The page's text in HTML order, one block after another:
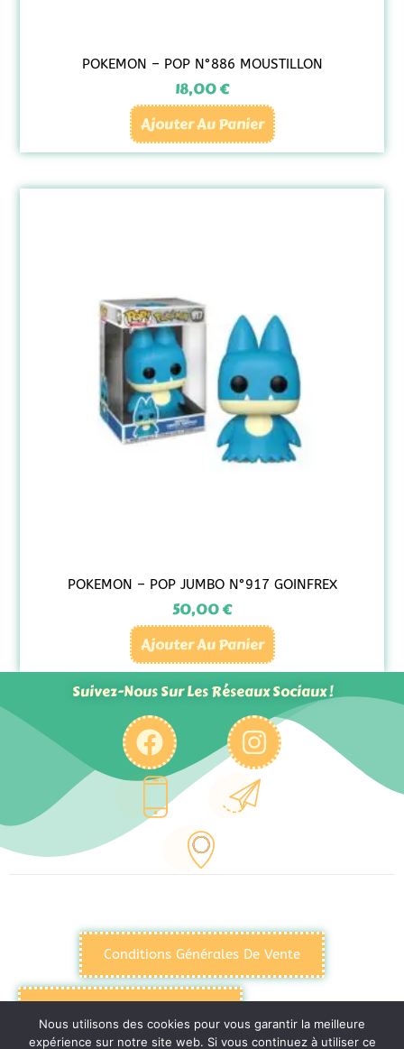
POKEMON – POP N°886 MOUSTILLON
18,00€
Ajouter Au Panier
POKEMON – POP JUMBO N°917 GOINFREX
50,00€
Ajouter Au Panier
Suivez-Nous Sur Les Réseaux Sociaux !
Conditions Générales De Vente
Nous utilisons des cookies pour vous garantir la meilleure
expérience sur notre site web. Si vous continuez à utiliser ce